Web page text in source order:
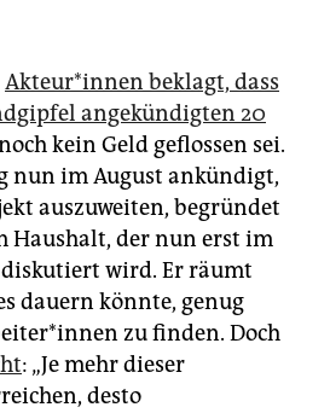
Ak­te­ur*in­nen beklagt, dass
angekündigten 20
kein Geld geflossen sei.
nun im August ankündigt,
auszuweiten, begründet
Haushalt, der nun erst im
wird. Er räumt
dauern könnte, genug
zu finden. Doch
: „Je mehr dieser
desto